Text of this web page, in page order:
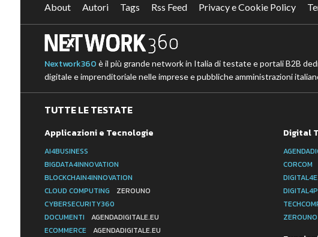
About Autori Tags Rss Feed Privacy e Cookie Policy
Nextwork360 è il più grande network in Italia di testate e portali B2B
digitale e imprenditoriale nelle imprese e pubbliche amministrazioni
TUTTE LE TESTATE
Applicazioni e Tecnologie
AI4BUSINESS
BIGDATA4INNOVATION
BLOCKCHAIN4INNOVATION
CLOUD COMPUTING
ZEROUNO
CYBERSECURITY360
DOCUMENTI
AGENDADIGITALE.EU
ECOMMERCE
AGENDADIGITALE.EU
Digital
CORCOM
ZEROUNO